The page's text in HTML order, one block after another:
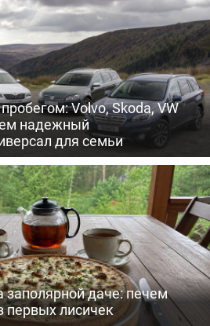
Volvo, Skoda, VW
надежный
для семьи
даче: печем
первых лисичек